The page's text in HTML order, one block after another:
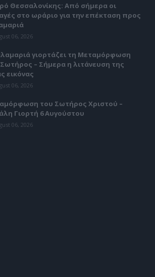
Θεσσαλονίκης: Από σήμερα οι
στο ωράριο για την επέκταση προς
06, 2026
γιορτάζει τη Μεταμόρφωση
– Σήμερα η λιτάνευση της
εικόνας
06, 2026
του Σωτήρος Χριστού –
Γιορτή 6 Αυγούστου
06, 2026